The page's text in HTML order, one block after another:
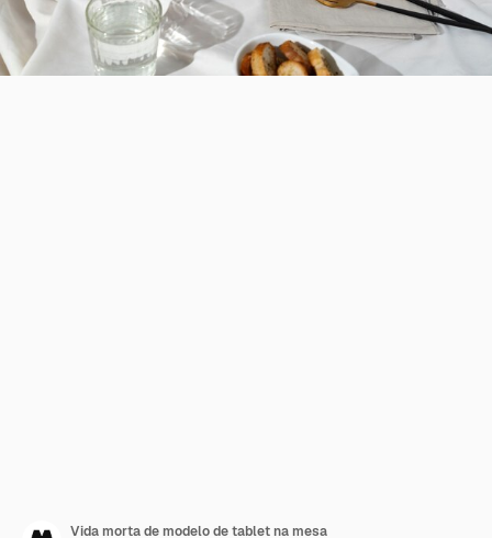
Vida morta de modelo de tablet na mesa